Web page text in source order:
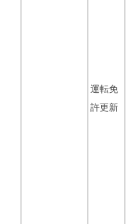
運転免
許更新